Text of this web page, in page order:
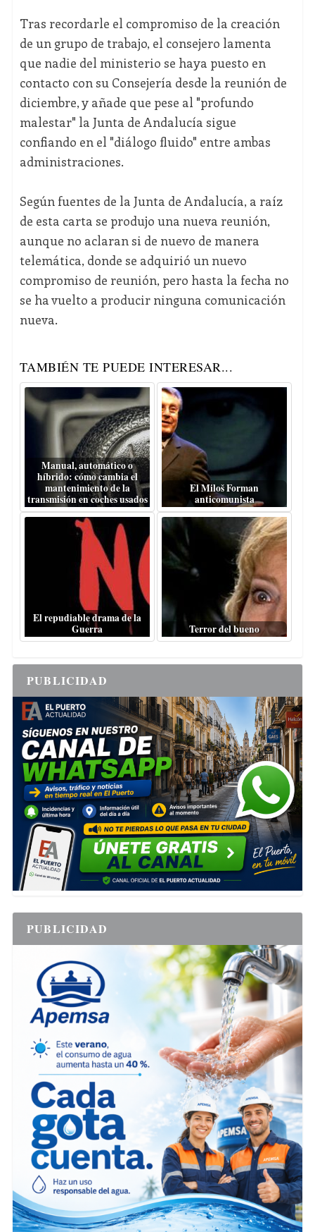
Tras recordarle el compromiso de la creación
de un grupo de trabajo, el consejero lamenta
que nadie del ministerio se haya puesto en
contacto con su Consejería desde la reunión de
diciembre, y añade que pese al "profundo
malestar" la Junta de Andalucía sigue
confiando en el "diálogo fluido" entre ambas
administraciones.
Según fuentes de la Junta de Andalucía, a raíz
de esta carta se produjo una nueva reunión,
aunque no aclaran si de nuevo de manera
telemática, donde se adquirió un nuevo
compromiso de reunión, pero hasta la fecha no
se ha vuelto a producir ninguna comunicación
nueva.
TAMBIÉN TE PUEDE INTERESAR...
Manual, automático o
híbrido: cómo cambia el
mantenimiento de la
transmisión en coches usados
El Miloš Forman
anticomunista
El repudiable drama de la
Guerra
Terror del bueno
PUBLICIDAD
PUBLICIDAD